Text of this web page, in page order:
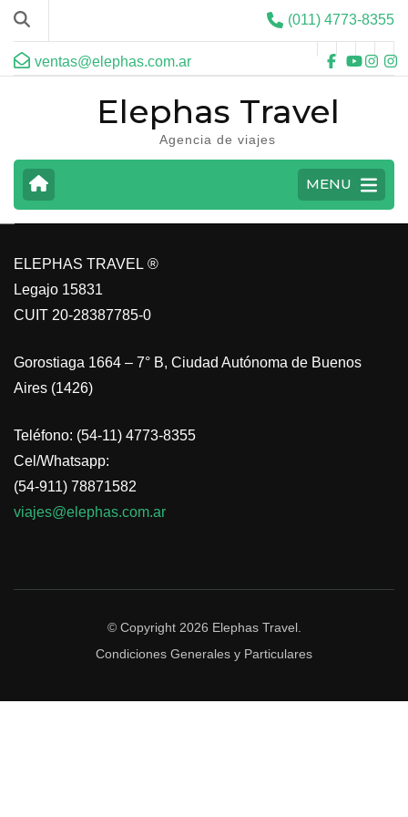
(011) 4773-8355
ventas@elephas.com.ar
Elephas Travel
Agencia de viajes
MENU
ELEPHAS TRAVEL ®
Legajo 15831
CUIT 20-28387785-0
Gorostiaga 1664 – 7° B, Ciudad Autónoma de Buenos
Aires (1426)
Teléfono: (54-11) 4773-8355
Cel/Whatsapp:
(54-911) 78871582
viajes@elephas.com.ar
© Copyright 2026 Elephas Travel.
Condiciones Generales y Particulares